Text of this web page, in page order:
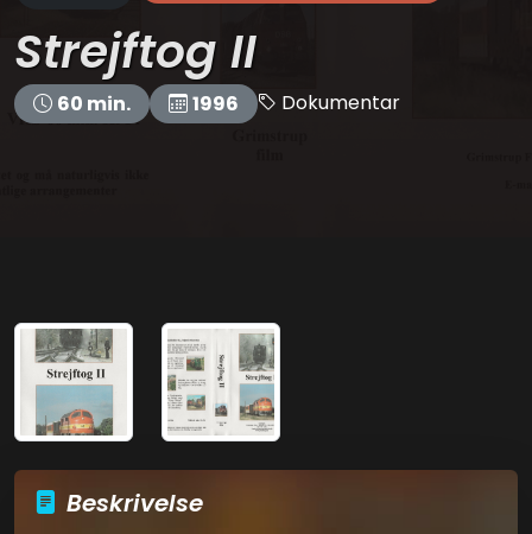
Strejftog II
60 min. 1996 Dokumentar
Beskrivelse